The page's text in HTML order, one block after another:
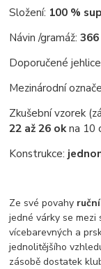
Složení: 100 %
Návin /gramáž:
Doporučené
Mezinárodní
Zkušební vzorek
22 až 26 okna 10
Konstrukce:
Ze své povahy
jedné várky se mezi
vícebarevných a
jednolitějšího
zásobě dostatek